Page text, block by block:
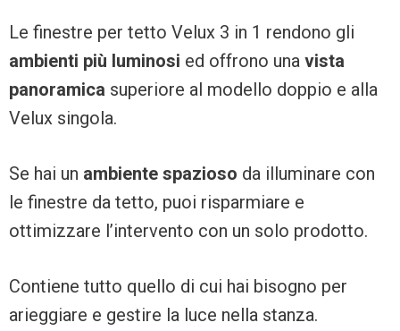
Le finestre per tetto Velux 3 in 1 rendono gli
ambienti più luminosi ed offrono una vista
panoramica superiore al modello doppio e alla
Velux singola.
Se hai un ambiente spazioso da illuminare con
le finestre da tetto, puoi risparmiare e
ottimizzare l’intervento con un solo prodotto.
Contiene tutto quello di cui hai bisogno per
arieggiare e gestire la luce nella stanza.